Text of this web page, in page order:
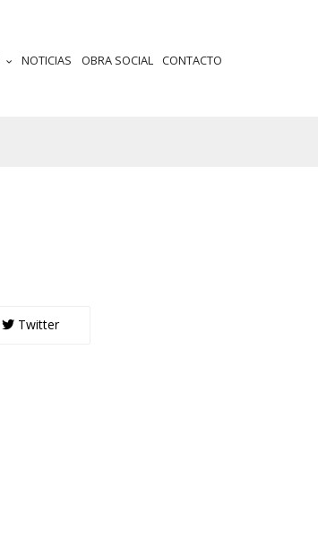
NOTICIAS OBRA SOCIAL CONTACTO
Twitter